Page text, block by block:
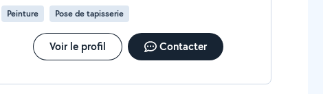
Peinture Pose de tapisserie
Voir le profil Contacter